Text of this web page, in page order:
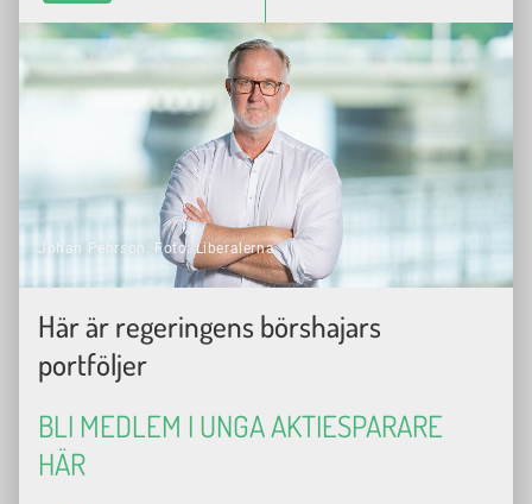
Johan Pehrson. Foto: Liberalerna.
Här är regeringens börshajars
portföljer
BLI MEDLEM I UNGA AKTIESPARARE
HÄR